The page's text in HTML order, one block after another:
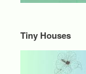
Tiny Houses